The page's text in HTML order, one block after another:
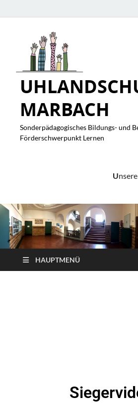
MARBACH
Sonderpädagogisches Bildungs- und
Förderschwerpunkt Lernen
Unsere
HAUPTMENÜ